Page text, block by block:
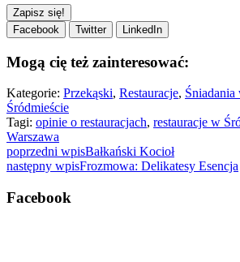
Facebook Twitter LinkedIn
Mogą cię też zainteresować:
Kategorie: Przekąski, Restauracje, Śniadania
Śródmieście
Tagi: opinie o restauracjach, restauracje w
Warszawa
poprzedni wpisBałkański Kocioł
następny wpisFrozmowa: Delikatesy Esencja
Facebook